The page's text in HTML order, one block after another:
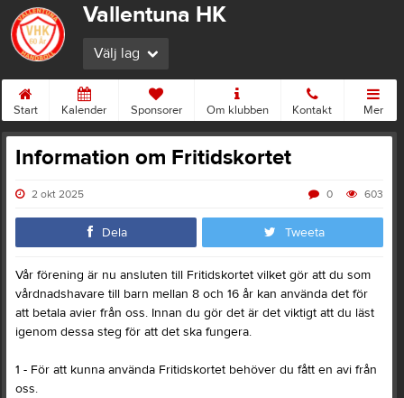
Vallentuna HK
Välj lag
Start Kalender Sponsorer Om klubben Kontakt Mer
Information om Fritidskortet
2 okt 2025 603
0
Dela Tweeta
Vår förening är nu ansluten till Fritidskortet vilket gör att du som
vårdnadshavare till barn mellan 8 och 16 år kan använda det för
att betala avier från oss. Innan du gör det är det viktigt att du läst
igenom dessa steg för att det ska fungera.
1 - För att kunna använda Fritidskortet behöver du fått en avi från
oss.